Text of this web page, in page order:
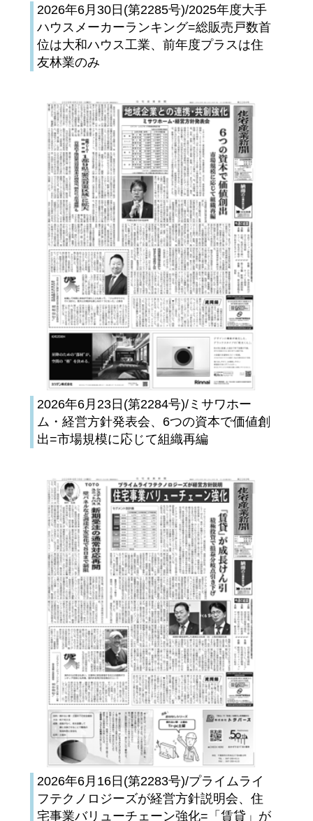
2026年6月30日(第2285号)/2025年度大手
ハウスメーカーランキング=総販売戸数首
位は大和ハウス工業、前年度プラスは住
友林業のみ
2026年6月23日(第2284号)/ミサワホー
ム・経営方針発表会、6つの資本で価値創
出=市場規模に応じて組織再編
2026年6月16日(第2283号)/プライムライ
フテクノロジーズが経営方針説明会、住
宅事業バリューチェーン強化=「賃貸」が